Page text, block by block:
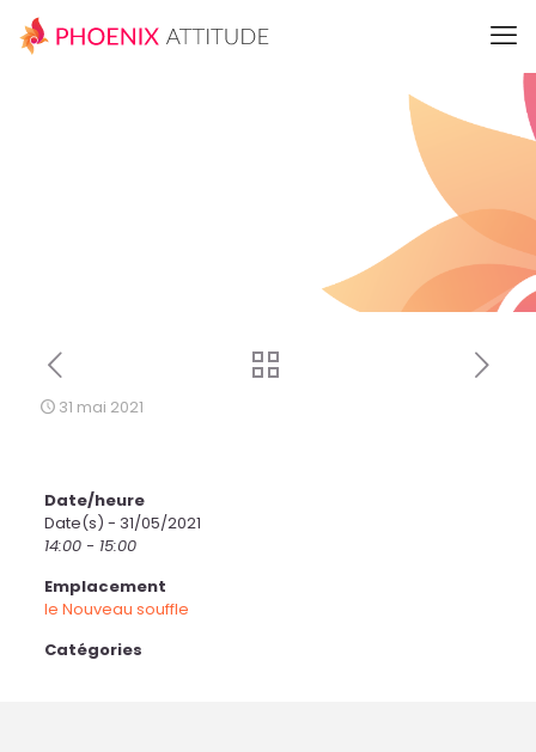
31 mai 2021
Date/heure
Date(s) - 31/05/2021
14:00 - 15:00
Emplacement
le Nouveau souffle
Catégories